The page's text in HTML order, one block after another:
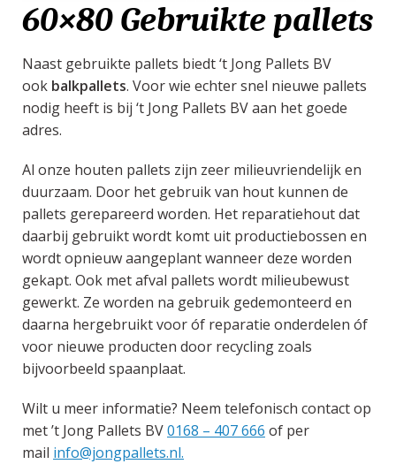
60×80 Gebruikte pallets
Naast gebruikte pallets biedt ‘t Jong Pallets BV
ook balkpallets. Voor wie echter snel nieuwe pallets
nodig heeft is bij ‘t Jong Pallets BV aan het goede
adres.
Al onze houten pallets zijn zeer milieuvriendelijk en
duurzaam. Door het gebruik van hout kunnen de
pallets gerepareerd worden. Het reparatiehout dat
daarbij gebruikt wordt komt uit productiebossen en
wordt opnieuw aangeplant wanneer deze worden
gekapt. Ook met afval pallets wordt milieubewust
gewerkt. Ze worden na gebruik gedemonteerd en
daarna hergebruikt voor óf reparatie onderdelen óf
voor nieuwe producten door recycling zoals
bijvoorbeeld spaanplaat.
Wilt u meer informatie? Neem telefonisch contact op
met ’t Jong Pallets BV0168 – 407 666 of per
mail info@jongpallets.nl.